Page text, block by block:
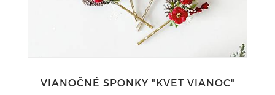
VIANOČNÉ SPONKY "KVET VIANOC"